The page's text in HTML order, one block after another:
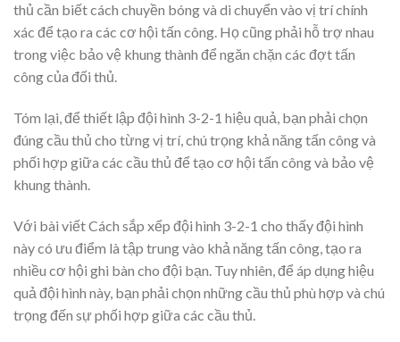
thủ cần biết cách chuyền bóng và di chuyển vào vị trí chính
xác để tạo ra các cơ hội tấn công. Họ cũng phải hỗ trợ nhau
trong việc bảo vệ khung thành để ngăn chặn các đợt tấn
công của đối thủ.
Tóm lại, để thiết lập đội hình 3-2-1 hiệu quả, bạn phải chọn
đúng cầu thủ cho từng vị trí, chú trọng khả năng tấn công và
phối hợp giữa các cầu thủ để tạo cơ hội tấn công và bảo vệ
khung thành.
Với bài viết Cách sắp xếp đội hình 3-2-1 cho thấy đội hình
này có ưu điểm là tập trung vào khả năng tấn công, tạo ra
nhiều cơ hội ghi bàn cho đội bạn. Tuy nhiên, để áp dụng hiệu
quả đội hình này, bạn phải chọn những cầu thủ phù hợp và chú
trọng đến sự phối hợp giữa các cầu thủ.